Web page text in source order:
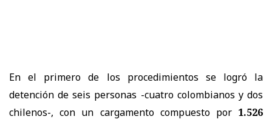
En el primero de los procedimientos se logró la
detención de seis personas -cuatro colombianos y dos
chilenos-, con un cargamento compuesto por 1.526